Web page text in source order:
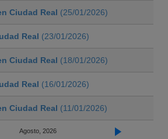
Ciudad Real (25/01/2026)
Real (23/01/2026)
Ciudad Real (18/01/2026)
Real (16/01/2026)
Ciudad Real (11/01/2026)
Agosto, 2026